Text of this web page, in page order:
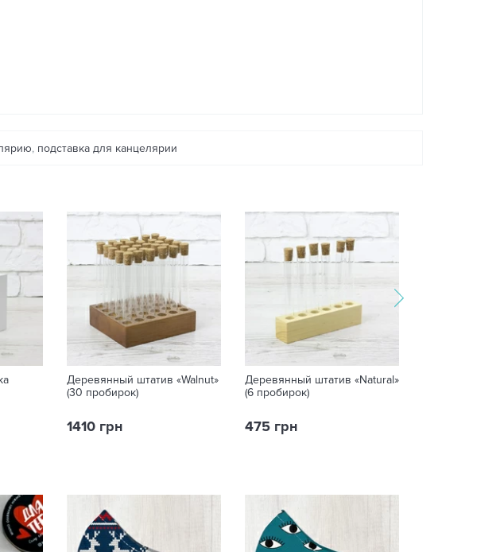
, подставка для канцелярии
Деревянный штатив «Walnut»
(30 пробирок)
1410 грн
Деревянный штатив «Natural»
(6 пробирок)
475 грн